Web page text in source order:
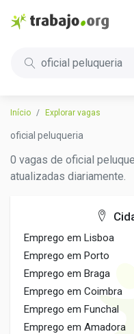
oficial peluqueria
Início Explorar vagas
oficial peluqueria
0 vagas de oficial
atualizadas diariamente.
Emprego em Lisboa
Emprego em Porto
Emprego em Braga
Emprego em Coimbra
Emprego em Funchal
Emprego em Amadora